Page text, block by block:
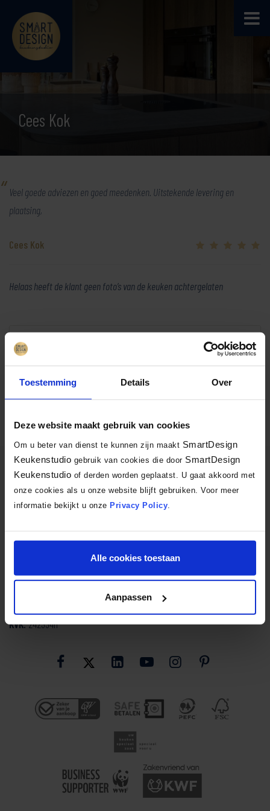
Toestemming Details Over
Deze website maakt gebruik van cookies
Om u beter van dienst te kunnen zijn maakt SmartDesign
Keukenstudio gebruik van cookies die door SmartDesign
Keukenstudio of derden worden geplaatst. U gaat akkoord met
onze cookies als u onze website blijft gebruiken. Voor meer
informatie bekijkt u onze Privacy Policy
Alle cookies toestaan
Aanpassen
Cees Kok
Veel goede adviezen en goed meedenken. Uitstekende levering en
plaatsing,
Cees Kok
Helaas heeft de klant geen foto’s van de keuken achtergelaten
Delen: LinkedInEmail
SmartDesign Keukenstudio
Mozartlaan 334
T:
KVK:24233411